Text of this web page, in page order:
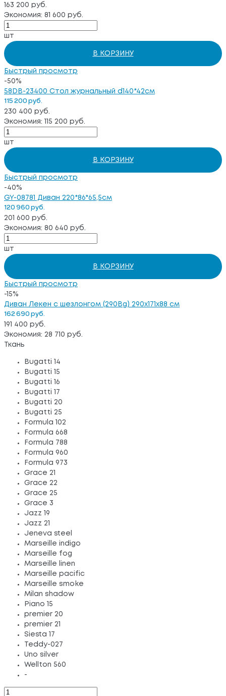
163 200 руб.
Экономия: 81 600 руб.
шт
В КОРЗИНУ
Быстрый просмотр
-50%
58DB-23400 Стол журнальный d140*42см
115 200 руб.
230 400 руб.
Экономия: 115 200 руб.
шт
В КОРЗИНУ
Быстрый просмотр
-40%
GY-08781 Диван 220*86*65,5см
120 960 руб.
201 600 руб.
Экономия: 80 640 руб.
шт
В КОРЗИНУ
Быстрый просмотр
-15%
Диван Лекен с шезлонгом (290Bg) 290x171x88 см
162 690 руб.
191 400 руб.
Экономия: 28 710 руб.
Ткань
Bugatti 14
Bugatti 15
Bugatti 16
Bugatti 17
Bugatti 20
Bugatti 25
Formula 102
Formula 668
Formula 788
Formula 960
Formula 973
Grace 21
Grace 22
Grace 25
Grace 3
Jazz 19
Jazz 21
Jeneva steel
Marseille indigo
Marseille fog
Marseille linen
Marseille pacific
Marseille smoke
Milan shadow
Piano 15
premier 20
premier 21
Siesta 17
Teddy-027
Uno silver
Wellton 560
-